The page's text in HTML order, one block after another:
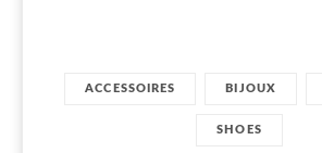
ACCESSOIRES BIJOUX
SHOES